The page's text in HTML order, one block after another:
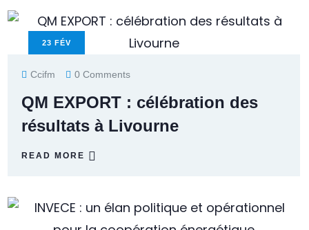
23 FÉV
Ccifm 0 Comments
QM EXPORT : célébration des
résultats à Livourne
READ MORE